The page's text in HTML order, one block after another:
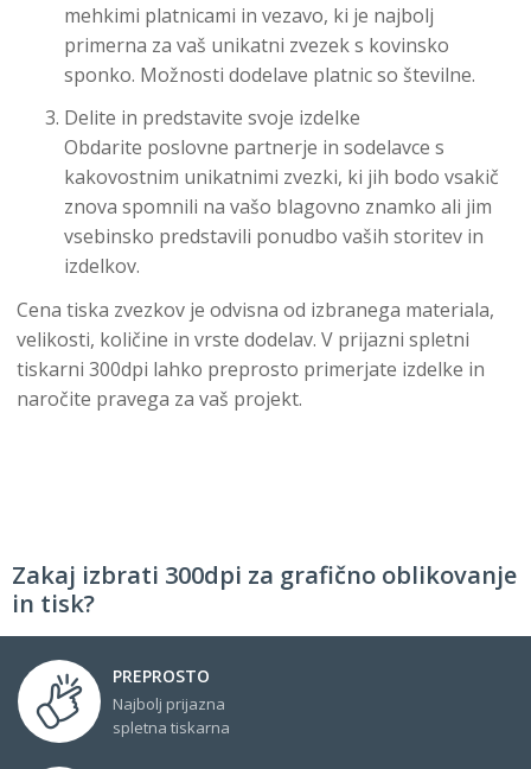
mehkimi platnicami in vezavo, ki je najbolj
primerna za vaš unikatni zvezek s kovinsko
sponko. Možnosti dodelave platnic so številne.
Delite in predstavite svoje izdelke
Obdarite poslovne partnerje in sodelavce s
kakovostnim unikatnimi zvezki, ki jih bodo vsakič
znova spomnili na vašo blagovno znamko ali jim
vsebinsko predstavili ponudbo vaših storitev in
izdelkov.
Cena tiska zvezkov je odvisna od izbranega materiala,
velikosti, količine in vrste dodelav. V prijazni spletni
tiskarni 300dpi lahko preprosto primerjate izdelke in
naročite pravega za vaš projekt.
Zakaj izbrati 300dpi za grafično oblikovanje
in tisk?
PREPROSTO
Najbolj prijazna
spletna tiskarna